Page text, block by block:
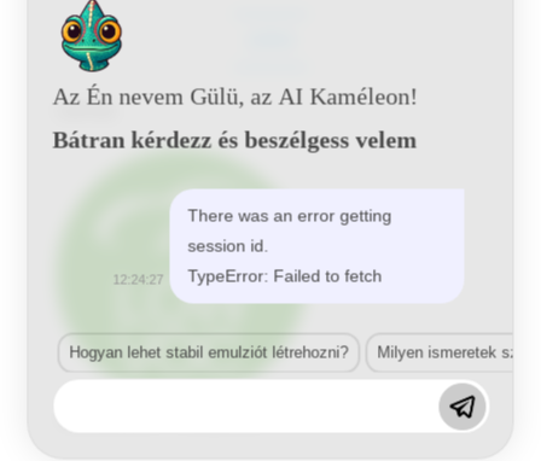
Leírás
Az Én nevem Gülü, az AI Kaméleon!
Bátran kérdezz és beszélgess velem
There was an error getting
session id.
TypeError: Failed to fetch
12:24:27
Hogyan lehet stabil emulziót létrehozni? Milyen ismeretek